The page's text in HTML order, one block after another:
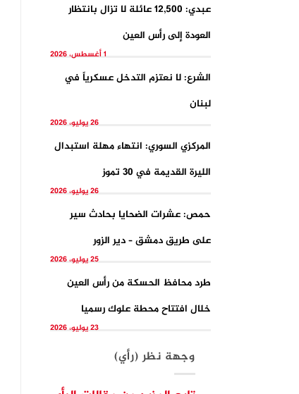
عبدي: 12,500 عائلة لا تزال بانتظار
العودة إلى رأس العين
1 أغسطس، 2026
الشرع: لا نعتزم التدخل عسكرياً في
لبنان
26 يوليو، 2026
المركزي السوري: انتهاء مهلة استبدال
الليرة القديمة في 30 تموز
26 يوليو، 2026
حمص: عشرات الضحايا بحادث سير
على طريق دمشق – دير الزور
25 يوليو، 2026
طرد محافظ الحسكة من رأس العين
خلال افتتاح محطة علوك رسميا
23 يوليو، 2026
وجهة نظر (رأي)